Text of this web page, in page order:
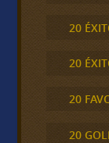
20
20
20
20